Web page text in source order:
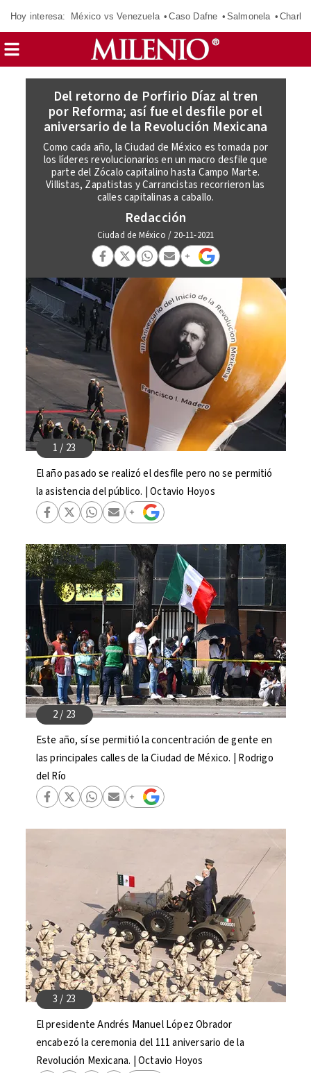
Hoy interesa: México vs Venezuela Caso Dafne Salmonela
Del retorno de Porfirio Díaz al tren
por Reforma; así fue el desfile por el
aniversario de la Revolución Mexicana
Como cada año, la Ciudad de México es tomada por
los líderes revolucionarios en un macro desfile que
parte del Zócalo capitalino hasta Campo Marte.
Villistas, Zapatistas y Carrancistas recorrieron las
calles capitalinas a caballo.
Redacción
Ciudad de México / 20-11-2021
El año pasado se realizó el desfile pero no se permitió
la asistencia del público. | Octavio Hoyos
Este año, sí se permitió la concentración de gente en
las principales calles de la Ciudad de México. | Rodrigo
del Río
El presidente Andrés Manuel López Obrador
encabezó la ceremonia del 111 aniversario de la
Revolución Mexicana. | Octavio Hoyos